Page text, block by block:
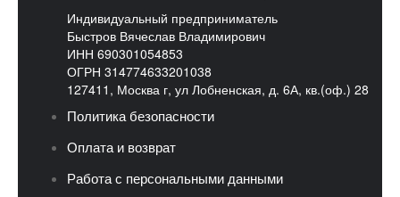
Индивидуальный предприниматель
Быстров Вячеслав Владимирович
ИНН 690301054853
ОГРН 314774633201038
127411, Москва г, ул Лобненская, д. 6А, кв.(оф.) 28
Политика безопасности
Оплата и возврат
Работа с персональными данными